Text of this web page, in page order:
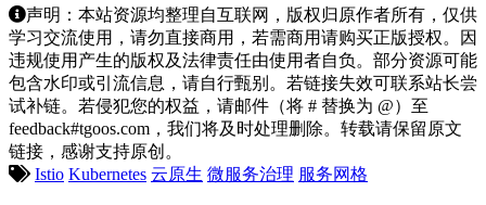
声明：本站资源均整理自互联网，版权归原作者所有，仅供
学习交流使用，请勿直接商用，若需商用请购买正版授权。因
违规使用产生的版权及法律责任由使用者自负。部分资源可能
包含水印或引流信息，请自行甄别。若链接失效可联系站长尝
试补链。若侵犯您的权益，请邮件（将 # 替换为 @）至
feedback#tgoos.com，我们将及时处理删除。转载请保留原文
链接，感谢支持原创。
Istio Kubernetes 云原生 微服务治理 服务网格